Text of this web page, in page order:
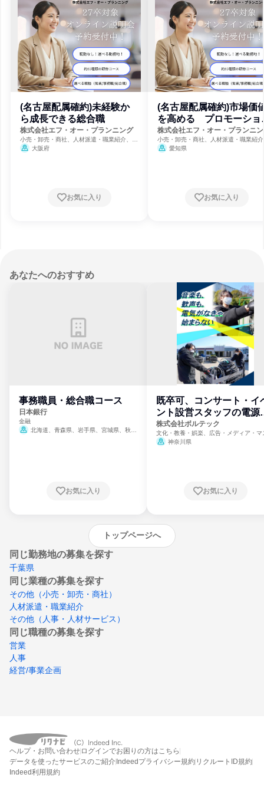
(名古屋配属確約)未経験か
ら成長できる総合職
株式会社エフ・オー・プランニング
小売・卸売・商社、人材派遣・職業紹介、人
事・人材サービス
大阪府
お気に入り
(名古屋配属確約)市場価
を高める プロモーショ
職
株式会社エフ・オー・プランニ
小売・卸売・商社、人材派遣・職業紹
事・人材サービス
愛知県
お気に入り
あなたへのおすすめ
事務職員・総合職コース
日本銀行
金融
北海道、青森県、岩手県、宮城県、秋田
崎県、熊本県、大分県、宮崎県、鹿児島県、
お気に入り
既卒可、コンサート・イ
ント設営スタッフの電源
門
株式会社ボルテック
文化・教養・娯楽、広告・メディア・マ
ミ、電力・ガス・水道・エネルギー
神奈川県
お気に入り
トップページへ
同じ勤務地の募集を探す
千葉県
同じ業種の募集を探す
その他（小売・卸売・商社）
人材派遣・職業紹介
その他（人事・人材サービス）
同じ職種の募集を探す
営業
人事
経営/事業企画
ヘルプ・お問い合わせ ログインでお困りの方はこちら
データを使ったサービスのご紹介Indeedプライバシー規約 リクルートID規約
Indeed利用規約